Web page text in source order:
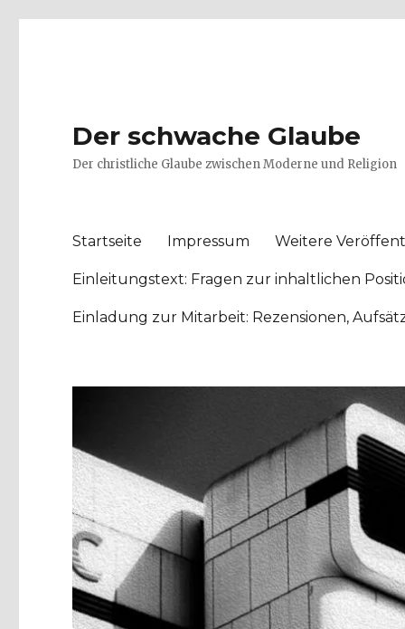
Der schwache Glaube
Der christliche Glaube zwischen Moderne und Religion
Startseite Impressum Weitere
Einleitungstext: Fragen zur inhaltlichen
Einladung zur Mitarbeit: Rezensionen,